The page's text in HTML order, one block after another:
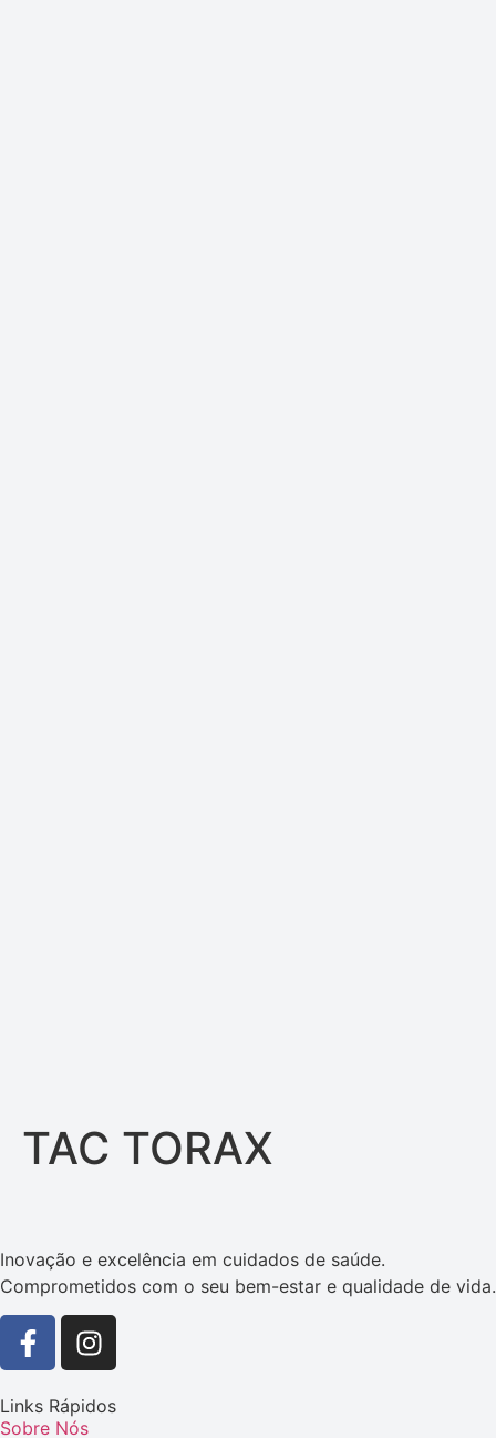
TAC TORAX
Inovação e excelência em cuidados de saúde.
Comprometidos com o seu bem-estar e qualidade de vida.
Links Rápidos
Sobre Nós